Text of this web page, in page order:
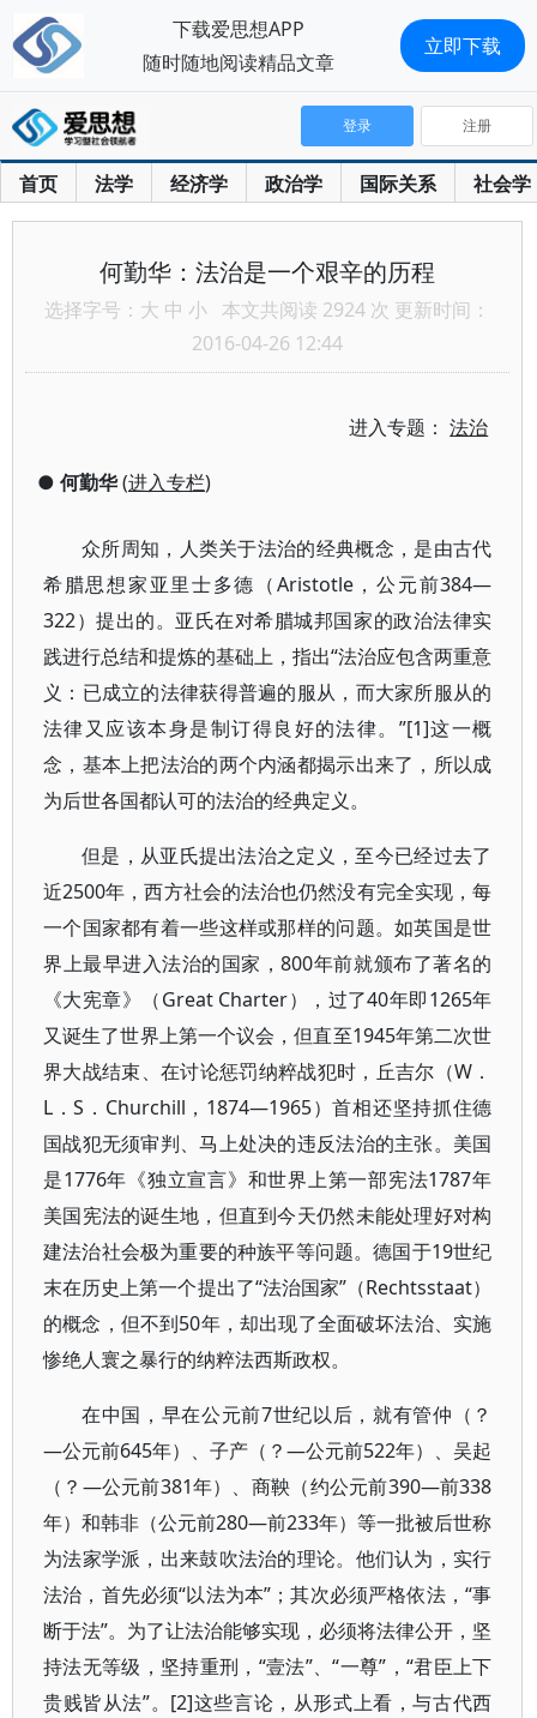
首页 法学 经济学 政治学 国际关系 社会学
登录 注册
何勤华：法治是一个艰辛的历程
选择字号： 大 中 小 本文共阅读 2924 次 更新时间：
2016-04-26 12:44
进入专题：法治
● 何勤华(进入专栏)
众所周知，人类关于法治的经典概念，是由古代
希腊思想家亚里士多德（Aristotle，公元前384—
322）提出的。亚氏在对希腊城邦国家的政治法律实
践进行总结和提炼的基础上，指出“法治应包含两重意
义：已成立的法律获得普遍的服从，而大家所服从的
法律又应该本身是制订得良好的法律。”[1]这一概
念，基本上把法治的两个内涵都揭示出来了，所以成
为后世各国都认可的法治的经典定义。
但是，从亚氏提出法治之定义，至今已经过去了
近2500年，西方社会的法治也仍然没有完全实现，每
一个国家都有着一些这样或那样的问题。如英国是世
界上最早进入法治的国家，800年前就颁布了著名的
《大宪章》（Great Charter），过了40年即1265年
又诞生了世界上第一个议会，但直至1945年第二次世
界大战结束、在讨论惩罚纳粹战犯时，丘吉尔（W．
L．S．Churchill，1874—1965）首相还坚持抓住德
国战犯无须审判、马上处决的违反法治的主张。美国
是1776年《独立宣言》和世界上第一部宪法1787年
美国宪法的诞生地，但直到今天仍然未能处理好对构
建法治社会极为重要的种族平等问题。德国于19世纪
末在历史上第一个提出了“法治国家”（Rechtsstaat）
的概念，但不到50年，却出现了全面破坏法治、实施
惨绝人寰之暴行的纳粹法西斯政权。
在中国，早在公元前7世纪以后，就有管仲（？
—公元前645年）、子产（？—公元前522年）、吴起
（？—公元前381年）、商鞅（约公元前390—前338
年）和韩非（公元前280—前233年）等一批被后世称
为法家学派，出来鼓吹法治的理论。他们认为，实行
法治，首先必须“以法为本”；其次必须严格依法，“事
断于法”。为了让法治能够实现，必须将法律公开，坚
持法无等级，坚持重刑，“壹法”、“一尊”，“君臣上下
贵贱皆从法”。[2]这些言论，从形式上看，与古代西
下载爱思想APP
随时随地阅读精品文章
立即下载